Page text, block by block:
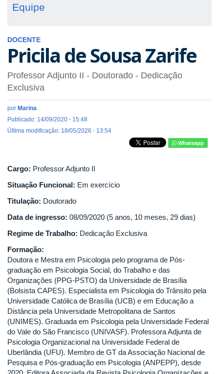
Equipe
DOCENTE
Pricila de Sousa Zarife
Professor Adjunto II - Doutorado - Dedicação
Exclusiva
por Marina
Publicado: 14/09/2020 - 15:48
Última modificação: 18/05/2026 - 13:54
Whatsapp
Cargo: Professor Adjunto II
Situação Funcional: Em exercício
Titulação: Doutorado
Data de ingresso: 08/09/2020 (5 anos, 10 meses, 29 dias)
Regime de Trabalho: Dedicação Exclusiva
Formação:
Doutora e Mestra em Psicologia pelo programa de Pós-
graduação em Psicologia Social, do Trabalho e das
Organizações (PPG-PSTO) da Universidade de Brasília
(Bolsista CAPES). Especialista em Psicologia do Trânsito pela
Universidade Católica de Brasília (UCB) e em Educação a
Distância pela Universidade Metropolitana de Santos
(UNIMES). Graduada em Psicologia pela Universidade Federal
do Vale do São Francisco (UNIVASF). Professora Adjunta de
Psicologia Organizacional na Universidade Federal de
Uberlândia (UFU). Membro de GT da Associação Nacional de
Pesquisa e Pós-graduação em Psicologia (ANPEPP), desde